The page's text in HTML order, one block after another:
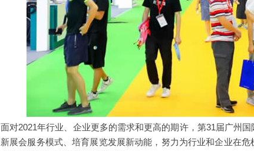
面对2021年行业、企业更多的需求和更高的期许，第31届广州
新展会服务模式、培育展览发展新动能，努力为行业和企业在